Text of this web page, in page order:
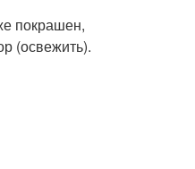
покрашен,
(освежить).